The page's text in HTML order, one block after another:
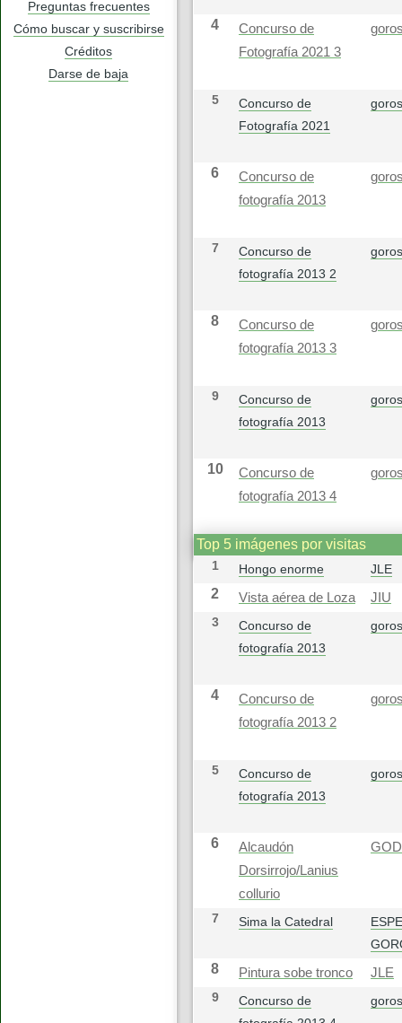
Preguntas frecuentes
Cómo buscar y suscribirse
Créditos
Darse de baja
4
Concurso de
Fotografía 2021 3
5
Concurso de
Fotografía 2021
6
Concurso de
fotografía 2013
7
Concurso de
fotografía 2013 2
8
Concurso de
fotografía 2013 3
9
Concurso de
fotografía 2013
10
Concurso de
fotografía 2013 4
Top 5 imágenes por visitas
1 Hongo enorme JLE
2 Vista aérea de Loza
JIU
3
Concurso de
fotografía 2013
4
Concurso de
fotografía 2013 2
5
Concurso de
fotografía 2013
6
Alcaudón
Dorsirrojo/Lanius
collurio
GOD
7 Sima la Catedral
8 Pintura sobe tronco
JLE
9
Concurso de